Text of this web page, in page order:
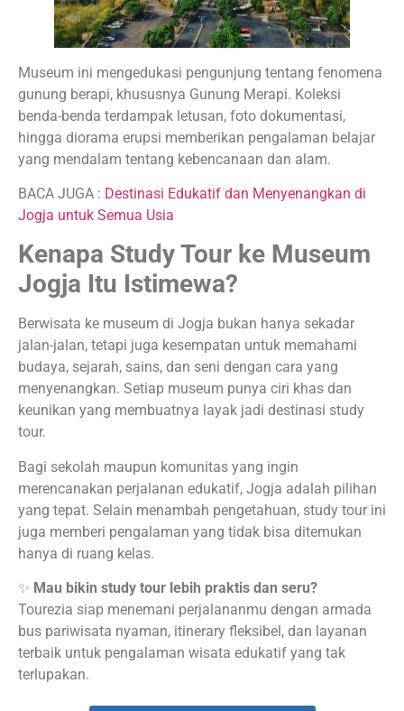
Museum ini mengedukasi pengunjung tentang fenomena
gunung berapi, khususnya Gunung Merapi. Koleksi
benda-benda terdampak letusan, foto dokumentasi,
hingga diorama erupsi memberikan pengalaman belajar
yang mendalam tentang kebencanaan dan alam.
BACA JUGA : Destinasi Edukatif dan Menyenangkan di
Jogja untuk Semua Usia
Kenapa Study Tour ke Museum
Jogja Itu Istimewa?
Berwisata ke museum di Jogja bukan hanya sekadar
jalan-jalan, tetapi juga kesempatan untuk memahami
budaya, sejarah, sains, dan seni dengan cara yang
menyenangkan. Setiap museum punya ciri khas dan
keunikan yang membuatnya layak jadi destinasi study
tour.
Bagi sekolah maupun komunitas yang ingin
merencanakan perjalanan edukatif, Jogja adalah pilihan
yang tepat. Selain menambah pengetahuan, study tour ini
juga memberi pengalaman yang tidak bisa ditemukan
hanya di ruang kelas.
✨ Mau bikin study tour lebih praktis dan seru?
Tourezia siap menemani perjalananmu dengan armada
bus pariwisata nyaman, itinerary fleksibel, dan layanan
terbaik untuk pengalaman wisata edukatif yang tak
terlupakan.